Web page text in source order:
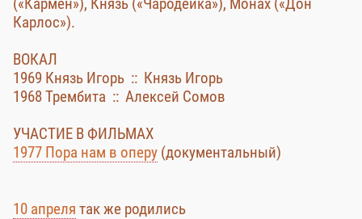
Карлос»).
ВОКАЛ
1969 Князь Игорь :: Князь Игорь
1968 Трембита :: Алексей Сомов
УЧАСТИЕ В ФИЛЬМАХ
1977 Пора нам в оперу (документальный)
10 апреля так же родились